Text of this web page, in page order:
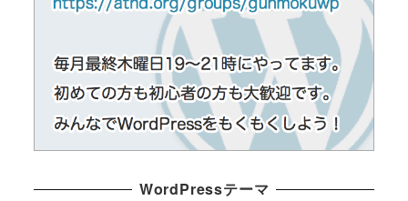
WordPressテーマ